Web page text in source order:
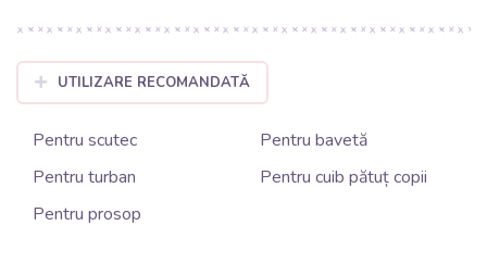
UTILIZARE RECOMANDATĂ
Pentru scutec
Pentru bavetă
Pentru turban
Pentru cuib pătuț copii
Pentru prosop